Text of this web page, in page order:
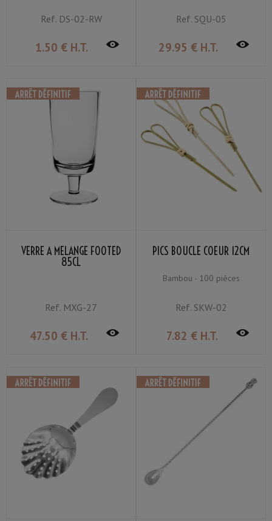
Ref.DS-02-RW
1.50 € H.T.
Ref.SQU-05
29.95 € H.T.
VERRE À MÉLANGE FOOTED
85CL
Ref. MXG-27
47.50 € H.T.
PICS BOUCLE COEUR 12CM
Bambou - 100 pièces
Ref.SKW-02
7.82 € H.T.